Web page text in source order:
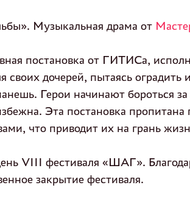
Музыкальная драма от
постановка от ГИТИСа,
своих дочерей, пытаясь
Герои начинают бороться
Эта постановка
что приводит их на грань
VIII фестиваля «ШАГ».
закрытие фестиваля.